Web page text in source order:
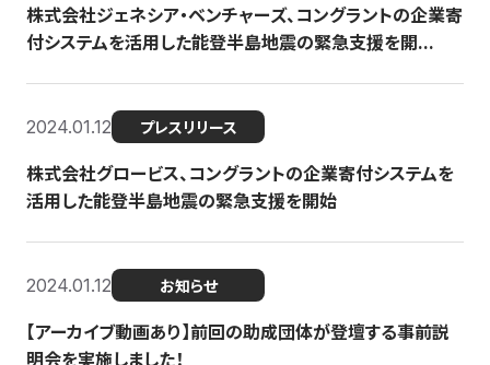
株式会社ジェネシア・ベンチャーズ、コングラントの企業寄
付システムを活用した能登半島地震の緊急支援を開...
2024.01.12 プレスリリース
株式会社グロービス、コングラントの企業寄付システムを
活用した能登半島地震の緊急支援を開始
2024.01.12 お知らせ
【アーカイブ動画あり】前回の助成団体が登壇する事前説
明会を実施しました！